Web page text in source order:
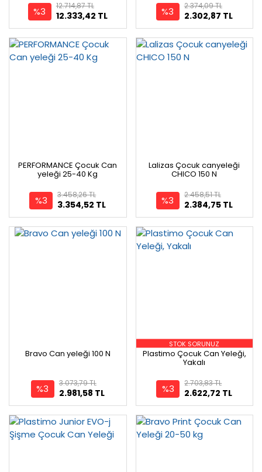
%3 12.333,42 TL
12.714,87 TL %3 2.302,87 TL
2.374,09 TL
PERFORMANCE Çocuk Can
yeleği 25-40 Kg
%3 3.354,52 TL
3.458,26 TL
Lalizas Çocuk canyeleği
CHICO 150 N
%3 2.384,75 TL
2.458,51 TL
Bravo Can yeleği 100 N
%3 2.981,58 TL
3.073,79 TL
STOK SORUNUZ
Plastimo Çocuk Can Yeleği,
Yakalı
%3 2.622,72 TL
2.703,83 TL